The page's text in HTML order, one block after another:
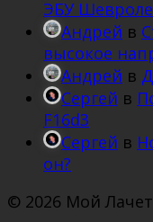
ЭБУ Шевроле
Андрей в
высокое
Андрей в
Сергей в
F16d3
Сергей в
он?
© 2026 Мой